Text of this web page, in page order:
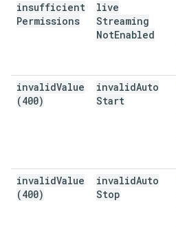
insufficient
Permissions
live
Streaming
NotEnabled
invalidValue
(400)
invalidAuto
Start
invalidValue
(400)
invalidAuto
Stop